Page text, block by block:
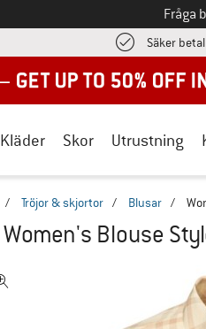
Fråga
Säker
Kläder Skor Utrustning
/ Tröjor & skjortor / Blusar /
Women's Blouse